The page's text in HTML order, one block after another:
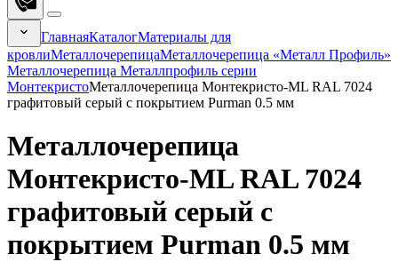
ГлавнаяКаталогМатериалы для
кровлиМеталлочерепицаМеталлочерепица «Металл Профиль»
Металлочерепица Металлпрофиль серии
МонтекристоМеталлочерепица Монтекристо-ML RAL 7024
графитовый серый с покрытием Purman 0.5 мм
Металлочерепица
Монтекристо-ML RAL 7024
графитовый серый с
покрытием Purman 0.5 мм